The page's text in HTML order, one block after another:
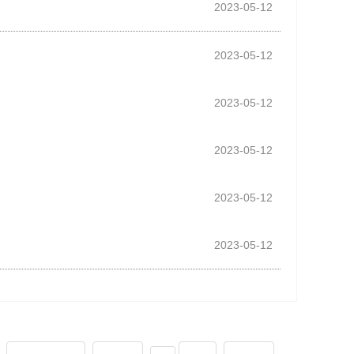
2023-05-12
2023-05-12
2023-05-12
2023-05-12
2023-05-12
2023-05-12